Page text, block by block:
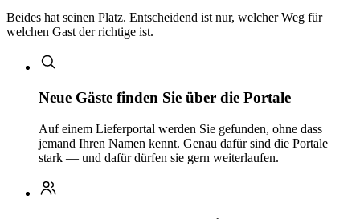
Beides hat seinen Platz. Entscheidend ist nur, welcher Weg für
welchen Gast der richtige ist.
Neue Gäste finden Sie über die Portale
Auf einem Lieferportal werden Sie gefunden, ohne dass
jemand Ihren Namen kennt. Genau dafür sind die Portale
stark — und dafür dürfen sie gern weiterlaufen.